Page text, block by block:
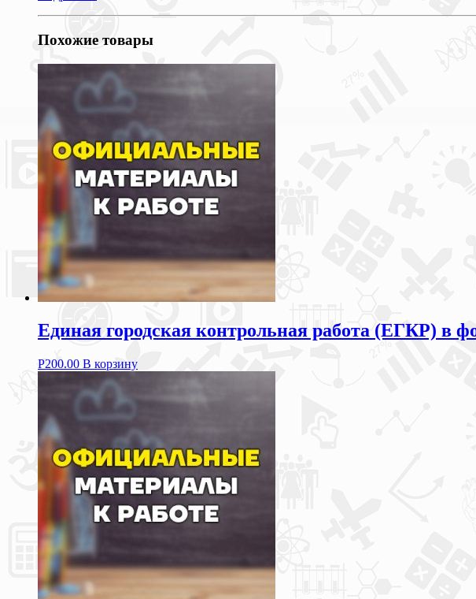
Похожие товары
Единая городская контрольная работа (ЕГКР) в
Р200.00 В корзину